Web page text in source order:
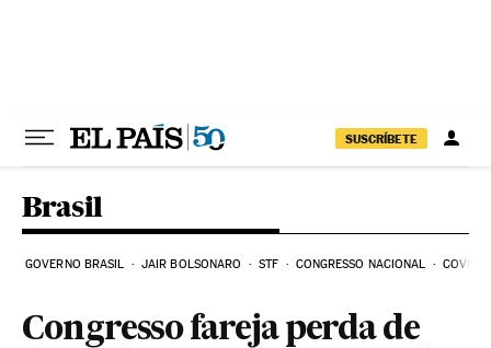
SUSCRÍBETE
Brasil
GOVERNO BRASIL JAIR BOLSONARO STF CONGRESSO NACIONAL COVID-
Congresso fareja perda de